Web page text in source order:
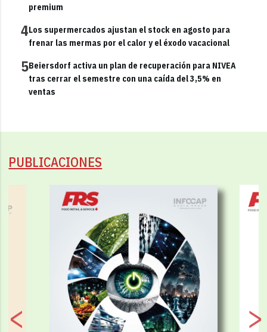
premium
4Los supermercados ajustan el stock en agosto para
frenar las mermas por el calor y el éxodo vacacional
5Beiersdorf activa un plan de recuperación para NIVEA
tras cerrar el semestre con una caída del 3,5% en
ventas
PUBLICACIONES